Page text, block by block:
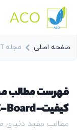
ACO
صفحه اصلی مجله
فهرست مطالب
کیفیت-PVC-Board
مطالب مفید دنیای